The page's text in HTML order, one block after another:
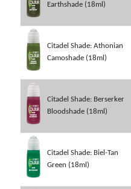
Earthshade (18ml)
Citadel Shade: Athonian
Camoshade (18ml)
Citadel Shade: Berserker
Bloodshade (18ml)
Citadel Shade: Biel-Tan
Green (18ml)